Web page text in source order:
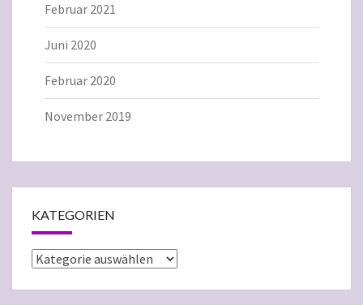
Februar 2021
Juni 2020
Februar 2020
November 2019
KATEGORIEN
Kategorien